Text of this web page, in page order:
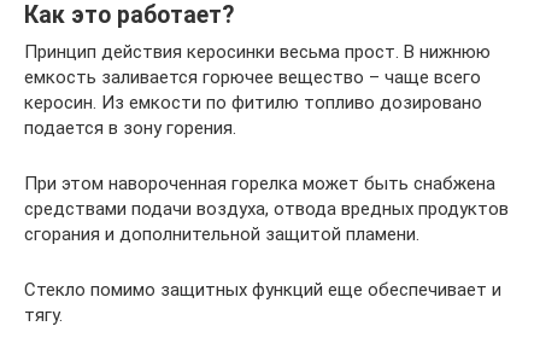
Как это работает?
Принцип действия керосинки весьма прост. В нижнюю
емкость заливается горючее вещество – чаще всего
керосин. Из емкости по фитилю топливо дозировано
подается в зону горения.
При этом навороченная горелка может быть снабжена
средствами подачи воздуха, отвода вредных продуктов
сгорания и дополнительной защитой пламени.
Стекло помимо защитных функций еще обеспечивает и
тягу.